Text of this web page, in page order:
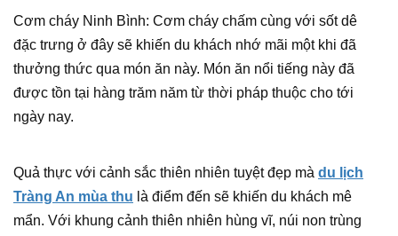
Cơm cháy Ninh Bình: Cơm cháy chấm cùng với sốt dê
đặc trưng ở đây sẽ khiến du khách nhớ mãi một khi đã
thưởng thức qua món ăn này. Món ăn nổi tiếng này đã
được tồn tại hàng trăm năm từ thời pháp thuộc cho tới
ngày nay.
Quả thực với cảnh sắc thiên nhiên tuyệt đẹp mà du lịch
Tràng An mùa thu là điểm đến sẽ khiến du khách mê
mẩn. Với khung cảnh thiên nhiên hùng vĩ, núi non trùng